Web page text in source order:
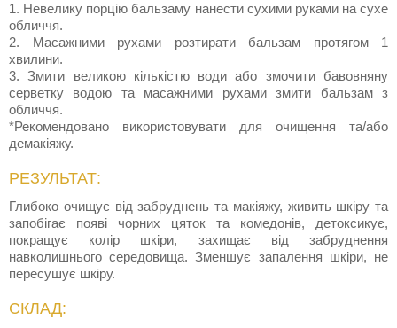
1. Невелику порцію бальзаму нанести сухими руками на сухе
обличчя.
2. Масажними рухами розтирати бальзам протягом 1
хвилини.
3. Змити великою кількістю води або змочити бавовняну
серветку водою та масажними рухами змити бальзам з
обличчя.
*Рекомендовано використовувати для очищення та/або
демакіяжу.
РЕЗУЛЬТАТ:
Глибоко очищує від забруднень та макіяжу, живить шкіру та
запобігає появі чорних цяток та комедонів, детоксикує,
покращує колір шкіри, захищає від забруднення
навколишнього середовища. Зменшує запалення шкіри, не
пересушує шкіру.
СКЛАД: